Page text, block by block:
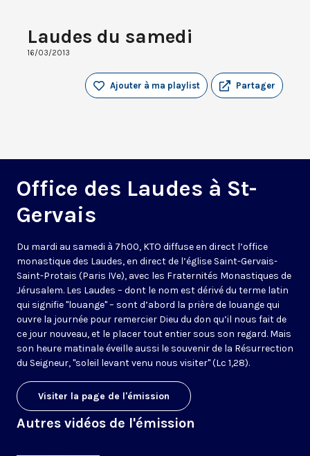
Laudes du samedi
16/03/2013
Partager
Ajouter à ma playlist
Office des Laudes à St-
Gervais
Du mardi au samedi à 7h00, KTO diffuse en direct l’office
monastique des Laudes, en direct de l’église Saint-Gervais-
Saint-Protais (Paris IVe), avec les Fraternités Monastiques de
Jérusalem. Les Laudes – dont le nom est dérivé du terme latin
qui signifie "louange" – sont d’abord la prière de louange qui
ouvre la journée pour remercier Dieu du don qu’il nous fait de
ce jour nouveau, et le placer tout entier sous son regard. Mais
son heure matinale éveille aussi le souvenir de la Résurrection
du Seigneur, "soleil levant venu nous visiter" (Lc 1,28).
Visiter la page de l'émission
Autres vidéos de l'émission